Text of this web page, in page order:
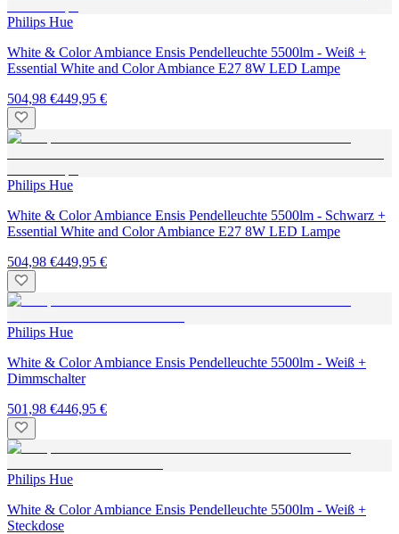
Philips Hue
White & Color Ambiance Ensis Pendelleuchte 5500lm - Weiß +
Essential White and Color Ambiance E27 8W LED Lampe
504,98 €449,95 €
Philips Hue
White & Color Ambiance Ensis Pendelleuchte 5500lm - Schwarz +
Essential White and Color Ambiance E27 8W LED Lampe
504,98 €449,95 €
Philips Hue
White & Color Ambiance Ensis Pendelleuchte 5500lm - Weiß +
Dimmschalter
501,98 €446,95 €
Philips Hue
White & Color Ambiance Ensis Pendelleuchte 5500lm - Weiß +
Steckdose